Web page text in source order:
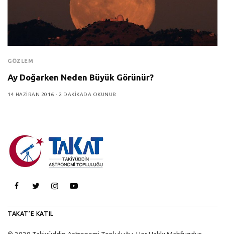
GÖZLEM
Ay Doğarken Neden Büyük Görünür?
14 HAZIRAN 2016 2 DAKIKADA OKUNUR
TAKAT’E KATIL